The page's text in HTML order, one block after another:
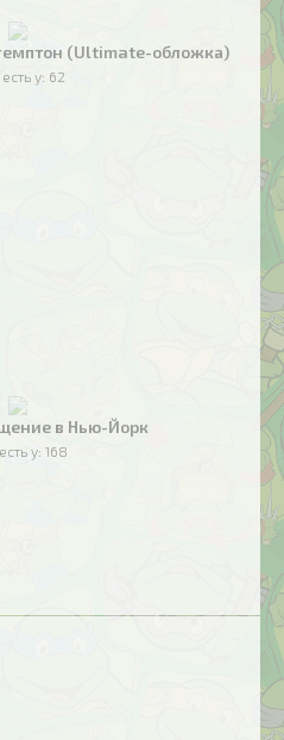
(Ultimate-обложка)
у: 62
в Нью-Йорк
у: 168